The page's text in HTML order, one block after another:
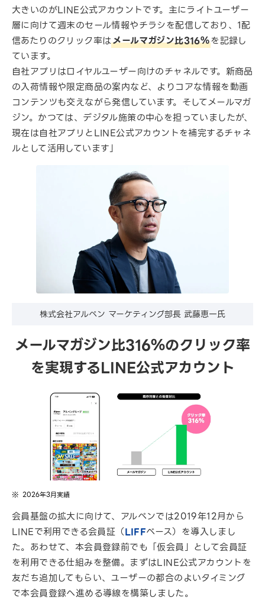
大きいのがLINE公式アカウントです。主にライトユーザー
層に向けて週末のセール情報やチラシを配信しており、1配
信あたりのクリック率はメールマガジン比316％を記録し
ています。
自社アプリはロイヤルユーザー向けのチャネルです。新商品
の入荷情報や限定商品の案内など、よりコアな情報を動画
コンテンツも交えながら発信しています。そしてメールマガ
ジン。かつては、デジタル施策の中心を担っていましたが、
現在は自社アプリとLINE公式アカウントを補完するチャネ
ルとして活用しています」
株式会社アルペン マーケティング部長 武藤恵一氏
メールマガジン比316％のクリック率
を実現するLINE公式アカウント
2026年3月実績
会員基盤の拡大に向けて、アルペンでは2019年12月から
LINEで利用できる会員証（LIFFベース）を導入しまし
た。あわせて、本会員登録前でも「仮会員」として会員証
を利用できる仕組みを整備。まずはLINE公式アカウントを
友だち追加してもらい、ユーザーの都合のよいタイミング
で本会員登録へ進める導線を構築しました。